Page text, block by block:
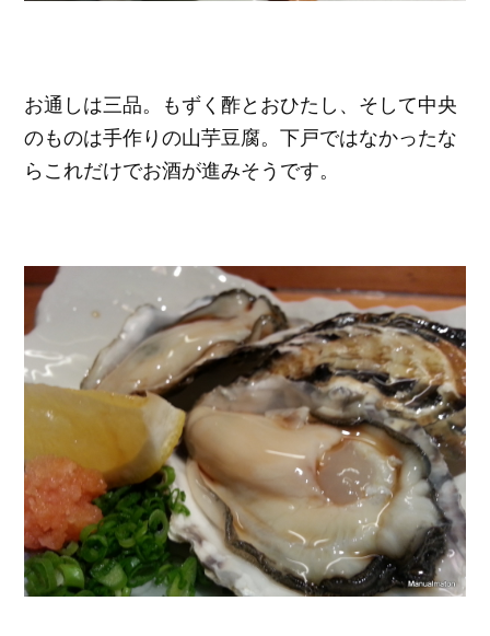
お通しは三品。もずく酢とおひたし、そして中央
のものは手作りの山芋豆腐。下戸ではなかったな
らこれだけでお酒が進みそうです。